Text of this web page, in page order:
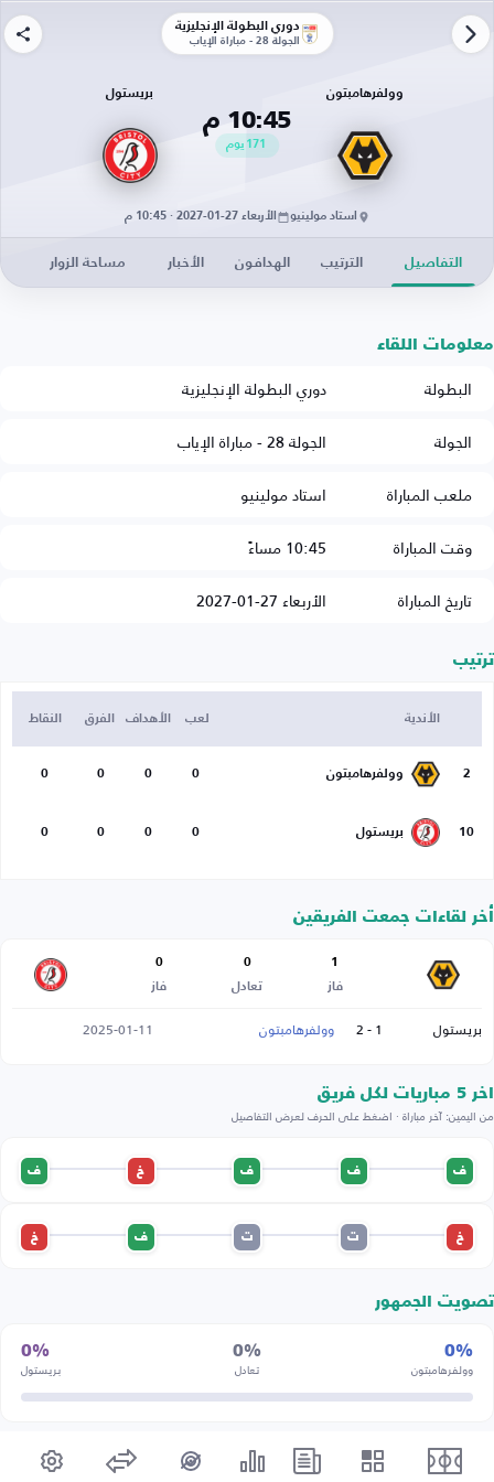
دوري البطولة الإنجليزية
الجولة 28 - مباراة الإياب
وولفرهامبتون
10:45 م
171 يوم
بريستول
استاد مولينيو الأربعاء 27-01-2027 · 10:45 م
التفاصيل الترتيب الهدافون الأخبار مساحة الزوار
معلومات اللقاء
البطولة
دوري البطولة الإنجليزية
الجولة
الجولة 28 - مباراة الإياب
ملعب المباراة
استاد مولينيو
وقت المباراة
10:45 مساءً
تاريخ المباراة
الأربعاء 27-01-2027
ترتيب
الأندية لعب الأهداف الفرق النقاط
2 وولفرهامبتون 0
0
0
0
10 بريستول 0
0
0
0
أخر لقاءات جمعت الفريقين
1
فاز
0
تعادل
0
فاز
بريستول 1 - 2 وولفرهامبتون 2025-01-11
اخر 5 مباريات لكل فريق
من اليمين: آخر مباراة · اضغط على الحرف لعرض التفاصيل
ف ف ف خ ف
خ ت ت ف خ
تصويت الجمهور
0%
وولفرهامبتون
0%
تعادل
0%
بريستول